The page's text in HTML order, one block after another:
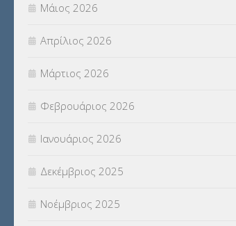
(18)
ΣΥΝΤΑΞΕΙΣ(12)
ΣΧΟΛΙΚΟΙ ΣΥΜΒΟΥΛΟΙ
ΥΠΕΡΑΡΙΘΜΟΙ(1)
Μάιος 2026
Απρίλιος 2026
Μάρτιος 2026
Φεβρουάριος 2026
Ιανουάριος 2026
Δεκέμβριος 2025
Νοέμβριος 2025